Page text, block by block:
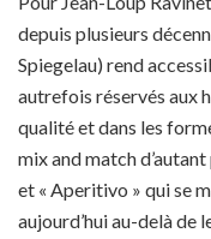
depuis plusieurs
Spiegelau) rend
autrefois réservés aux
qualité et dans les
mix and match
et « Aperitivo » qui se
aujourd’hui au-delà de